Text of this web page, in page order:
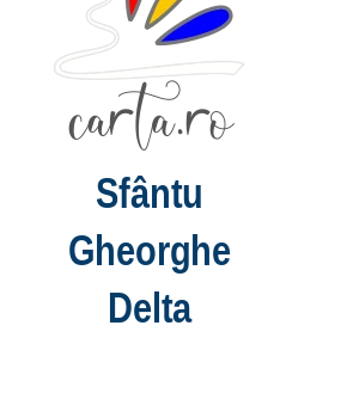
Sfântu
Gheorghe
Delta